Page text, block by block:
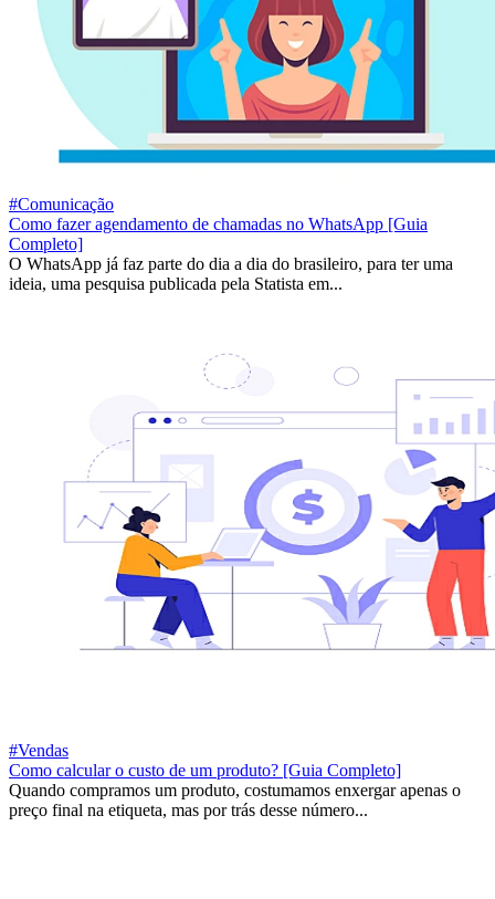
#Comunicação
Como fazer agendamento de chamadas no WhatsApp [Guia
Completo]
O WhatsApp já faz parte do dia a dia do brasileiro, para ter uma
ideia, uma pesquisa publicada pela Statista em...
#Vendas
Como calcular o custo de um produto? [Guia Completo]
Quando compramos um produto, costumamos enxergar apenas o
preço final na etiqueta, mas por trás desse número...